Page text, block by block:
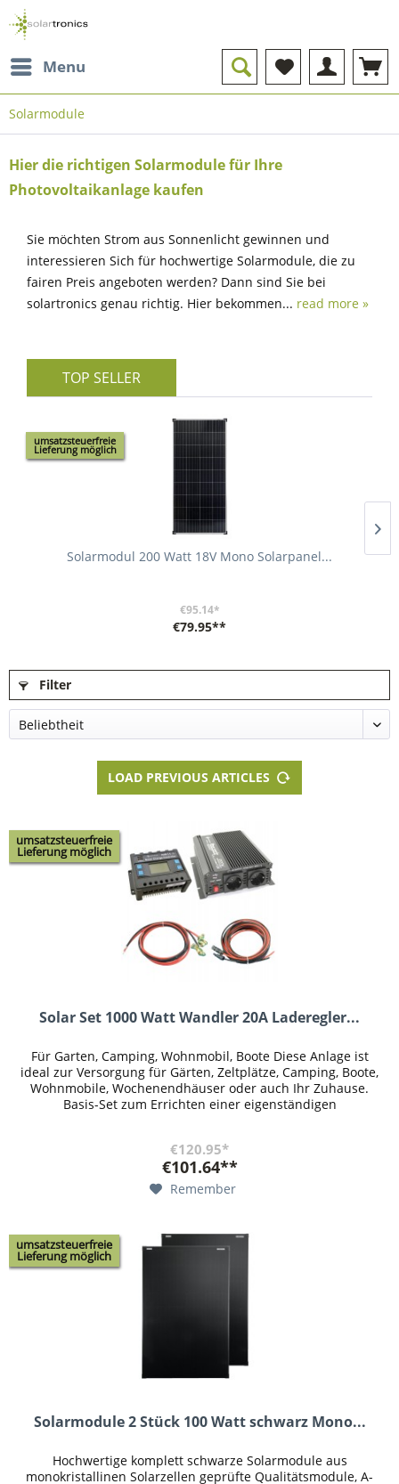
Menu
Solarmodule
Hier die richtigen Solarmodule für Ihre
Photovoltaikanlage kaufen
Sie möchten Strom aus Sonnenlicht gewinnen und
interessieren Sich für hochwertige Solarmodule, die zu
fairen Preis angeboten werden? Dann sind Sie bei
solartronics genau richtig. Hier bekommen... read more »
TOP SELLER
umsatzsteuerfreie
Lieferung möglich
Solarmodul 200 Watt 18V Mono Solarpanel...
€95.14*
€79.95**
Filter
LOAD PREVIOUS ARTICLES
umsatzsteuerfreie
Lieferung möglich
Solar Set 1000 Watt Wandler 20A Laderegler...
Für Garten, Camping, Wohnmobil, Boote Diese Anlage ist
ideal zur Versorgung für Gärten, Zeltplätze, Camping, Boote,
Wohnmobile, Wochenendhäuser oder auch Ihr Zuhause.
Basis-Set zum Errichten einer eigenständigen
€120.95*
€101.64**
Remember
umsatzsteuerfreie
Lieferung möglich
Solarmodule 2 Stück 100 Watt schwarz Mono...
Hochwertige komplett schwarze Solarmodule aus
monokristallinen Solarzellen geprüfte Qualitätsmodule, A-